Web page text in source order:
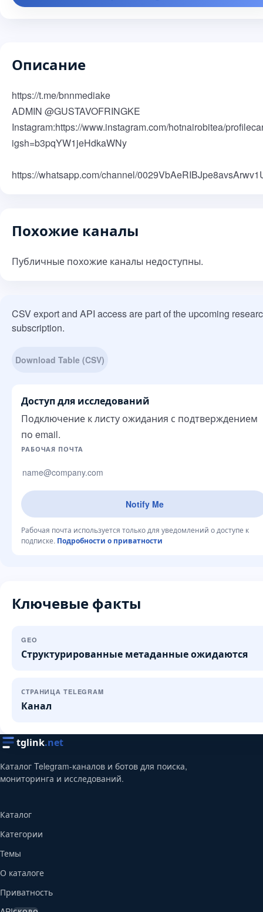
Описание
https://t.me/bnnmediake
ADMIN @GUSTAVOFRINGKE
Instagram:https://www.instagram.com/hotnairobitea/
igsh=b3pqYW1jeHdkaWNy
https://whatsapp.com/channel/
Похожие каналы
Публичные похожие каналы недоступны.
CSV export and API access are part of the upcoming
subscription.
Download Table (CSV)
Доступ для исследований
Подключение к листу ожидания с подтверждением
по email.
Сайт компании
РАБОЧАЯ ПОЧТА
Notify Me
Рабочая почта используется только для уведомлений о доступе к
подписке. Подробности о приватности
Ключевые факты
GEO
Структурированные метаданные ожидаются
СТРАНИЦА TELEGRAM
Канал
tglink.net
Каталог Telegram-каналов и ботов для поиска,
мониторинга и исследований.
Каталог
Категории
Темы
О каталоге
Приватность